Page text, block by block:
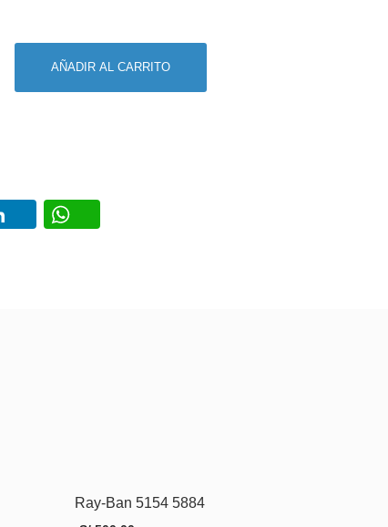
AÑADIR AL CARRITO
LinkedIn
Ray-Ban 5154 5884